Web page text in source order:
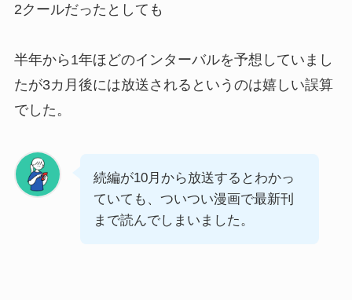
2クールだったとしても
半年から1年ほどのインターバルを予想していまし
たが3カ月後には放送されるというのは嬉しい誤算
でした。
続編が10月から放送するとわかっ
ていても、ついつい漫画で最新刊
まで読んでしまいました。